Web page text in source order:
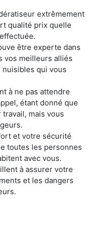
extrêmement
qualité prix quelle
être experte dans
vos meilleurs alliés
qui vous
à ne pas attendre
étant donné que
mais vous
et votre sécurité
toutes les personnes
avec vous.
à assurer votre
et les dangers